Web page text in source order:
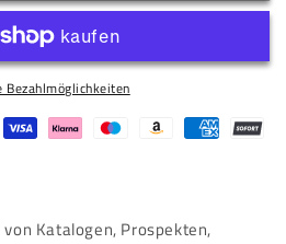
Bezahlmöglichkeiten
Katalogen, Prospekten,